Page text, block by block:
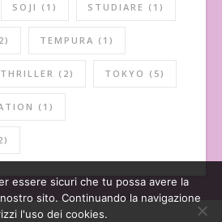
SOJI (1) STUDIARE (1)
TEMPURA (1)
THRILLER (2) TOKYO (5)
(1)
essere sicuri che tu possa avere la
sito. Continuando la navigazione
l'uso dei cookies.